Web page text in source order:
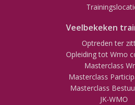
Veelbekeken
Optreden ter
Opleiding tot Wmo
Masterclass
Masterclass
Masterclass
JK-WMO